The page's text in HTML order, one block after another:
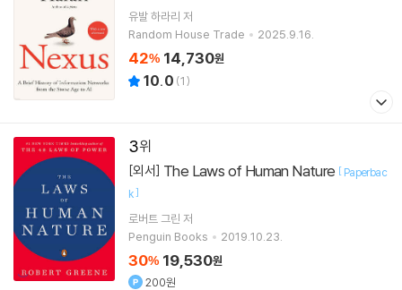
유발 하라리 저
Random House Trade
2025.9.16.
42% 14,730원
10.0 (1)
3
[외서] The Laws of Human Nature [ Paperbac
k]
로버트 그린 저
Penguin Books
2019.10.23.
30% 19,530원
200원